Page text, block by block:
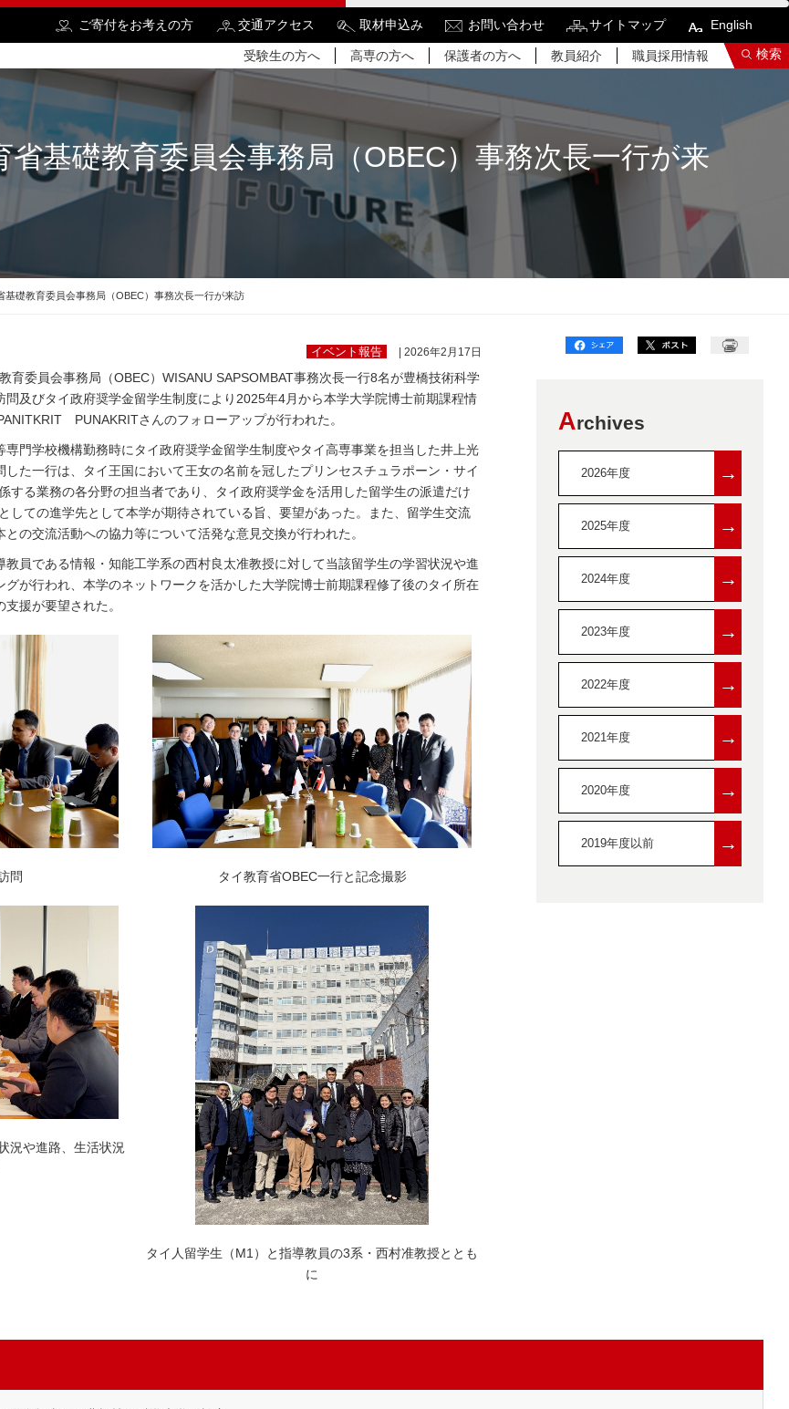
ご寄付をお考えの方 交通アクセス 取材申込み お問い合わせ サイトマップ English
受験生の方へ 高専の方へ 保護者の方へ 教員紹介 職員採用情報 検索
検索結果をもっと見る
関連サイトすべてを検索する
省基礎教育委員会事務局（OBEC）事務次長一行が来
基礎教育委員会事務局（OBEC）事務次長一行が来訪
イベント報告 | 2026年2月17日
育委員会事務局（OBEC）WISANU SAPSOMBAT事務次長一行8名が豊橋技術科学
及びタイ政府奨学金留学生制度により2025年4月から本学大学院博士前期課程情
PUNAKRITさんのフォローアップが行われた。
門学校機構勤務時にタイ政府奨学金留学生制度やタイ高専事業を担当した井上光
た一行は、タイ王国において王女の名前を冠したプリンセスチュラポーン・サイ
する業務の各分野の担当者であり、タイ政府奨学金を活用した留学生の派遣だけ
しての進学先として本学が期待されている旨、要望があった。また、留学生交流
の交流活動への協力等について活発な意見交換が行われた。
員である情報・知能工学系の西村良太准教授に対して当該留学生の学習状況や進
が行われ、本学のネットワークを活かした大学院博士前期課程修了後のタイ所在
援が要望された。
問 タイ教育省OBEC一行と記念撮影
況や進路、生活状況
タイ人留学生（M1）と指導教員の3系・西村准教授ととも
に
Archives
2026年度 →
2025年度 →
2024年度 →
2023年度 →
2022年度 →
2021年度 →
2020年度 →
2019年度以前 →